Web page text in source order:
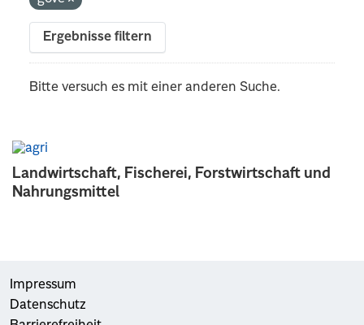
Landwirtschaft, Fischerei, Forstwirtschaft und
Nahrungsmittel
Ergebnisse filtern
Bitte versuch es mit einer anderen Suche.
Impressum
Datenschutz